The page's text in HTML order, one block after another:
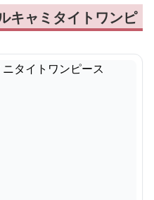
キャミタイトワンピ